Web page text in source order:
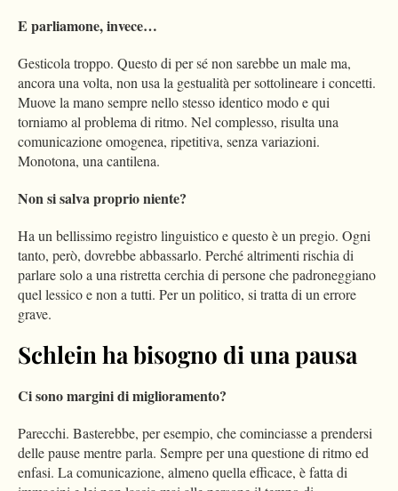
E parliamone, invece…
Gesticola troppo. Questo di per sé non sarebbe un male ma,
ancora una volta, non usa la gestualità per sottolineare i concetti.
Muove la mano sempre nello stesso identico modo e qui
torniamo al problema di ritmo. Nel complesso, risulta una
comunicazione omogenea, ripetitiva, senza variazioni.
Monotona, una cantilena.
Non si salva proprio niente?
Ha un bellissimo registro linguistico e questo è un pregio. Ogni
tanto, però, dovrebbe abbassarlo. Perché altrimenti rischia di
parlare solo a una ristretta cerchia di persone che padroneggiano
quel lessico e non a tutti. Per un politico, si tratta di un errore
grave.
Schlein ha bisogno di una pausa
Ci sono margini di miglioramento?
Parecchi. Basterebbe, per esempio, che cominciasse a prendersi
delle pause mentre parla. Sempre per una questione di ritmo ed
enfasi. La comunicazione, almeno quella efficace, è fatta di